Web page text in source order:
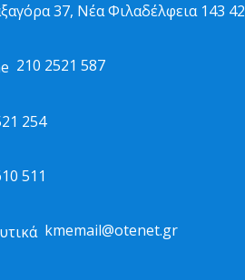
37, Νέα Φιλαδέλφεια 143 42
210 2521 587
254
511
kmemail@otenet.gr